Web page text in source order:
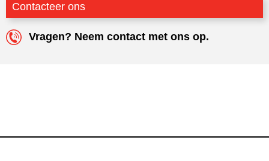
Contacteer ons
Vragen? Neem contact met ons op.